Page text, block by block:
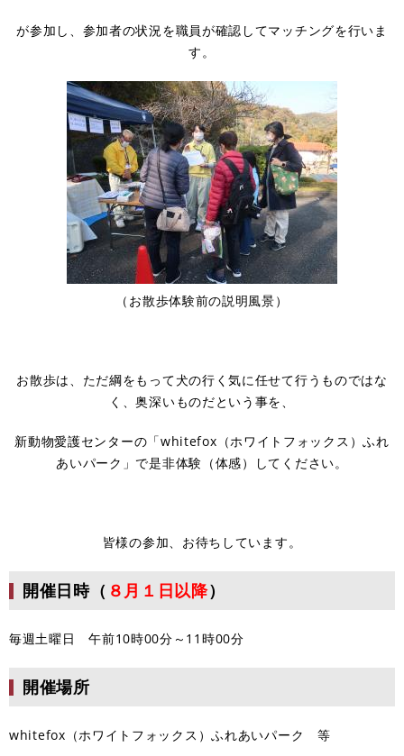
が参加し、参加者の状況を職員が確認してマッチングを行いま
す。
（お散歩体験前の説明風景）
お散歩は、ただ綱をもって犬の行く気に任せて行うものではな
く、奥深いものだという事を、
新動物愛護センターの「whitefox（ホワイトフォックス）ふれ
あいパーク」で是非体験（体感）してください。
皆様の参加、お待ちしています。
開催日時（ ８月１日以降）
毎週土曜日 午前10時00分～11時00分
開催場所
whitefox（ホワイトフォックス）ふれあいパーク 等